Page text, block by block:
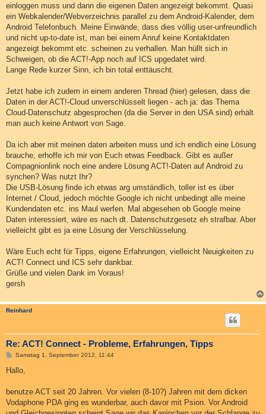
einloggen muss und dann die eigenen Daten angezeigt bekommt. Quasi
ein Webkalender/Webverzeichnis parallel zu dem Android-Kalender, dem
Android Telefonbuch. Meine Einwände, dass dies völlig user-unfreundlich
und nicht up-to-date ist, man bei einem Anruf keine Kontaktdaten
angezeigt bekommt etc. scheinen zu verhallen. Man hüllt sich in
Schweigen, ob die ACT!-App noch auf ICS upgedatet wird.
Lange Rede kurzer Sinn, ich bin total enttäuscht.
Jetzt habe ich zudem in einem anderen Thread (hier) gelesen, dass die
Daten in der ACT!-Cloud unverschlüsselt liegen - ach ja: das Thema
Cloud-Datenschutz abgesprochen (da die Server in den USA sind) erhält
man auch keine Antwort von Sage.
Da ich aber mit meinen daten arbeiten muss und ich endlich eine Lösung
brauche, erhoffe ich mir von Euch etwas Feedback. Gibt es außer
Compagnionlink noch eine andere Lösung ACT!-Daten auf Android zu
synchen? Was nutzt Ihr?
Die USB-Lösung finde ich etwas arg umständlich, toller ist es über
Internet / Cloud, jedoch möchte Google ich nicht unbedingt alle meine
Kundendaten etc. ins Maul werfen. Mal abgesehen ob Google meine
Daten interessiert, wäre es nach dt. Datenschutzgesetz eh strafbar. Aber
vielleicht gibt es ja eine Lösung der Verschlüsselung.
Wäre Euch echt für Tipps, eigene Erfahrungen, vielleicht Neuigkeiten zu
ACT! Connect und ICS sehr dankbar.
Grüße und vielen Dank im Voraus!
gersh
Reinhard
Re: ACT! Connect - Probleme, Erfahrungen, Tipps
B
i
a
Samstag 1. September 2012, 11:44
Hallo,
benutze ACT seit 20 Jahren. Vor vielen (8-10?) Jahren mit dem dicken
Vodaphone PDA ging es wunderbar, auch davor mit Psion. Vor Android